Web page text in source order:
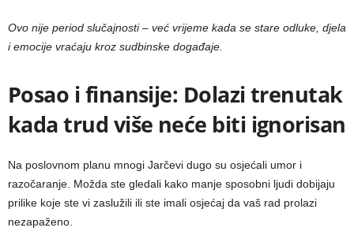
Ovo nije period slučajnosti – već vrijeme kada se stare odluke, djela
i emocije vraćaju kroz sudbinske događaje.
Posao i finansije: Dolazi trenutak
kada trud više neće biti ignorisan
Na poslovnom planu mnogi Jarčevi dugo su osjećali umor i
razočaranje. Možda ste gledali kako manje sposobni ljudi dobijaju
prilike koje ste vi zaslužili ili ste imali osjećaj da vaš rad prolazi
nezapaženo.